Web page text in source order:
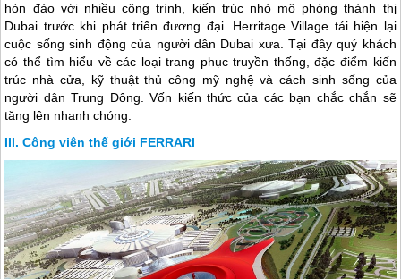
hòn đảo với nhiều công trình, kiến trúc nhỏ mô phỏng thành thị
Dubai trước khi phát triển đương đại. Herritage Village tái hiện lại
cuộc sống sinh động của người dân Dubai xưa. Tại đây quý khách
có thể tìm hiểu về các loại trang phục truyền thống, đặc điểm kiến
trúc nhà cửa, kỹ thuật thủ công mỹ nghệ và cách sinh sống của
người dân Trung Đông. Vốn kiến thức của các bạn chắc chắn sẽ
tăng lên nhanh chóng.
Công viên thế giới FERRARI